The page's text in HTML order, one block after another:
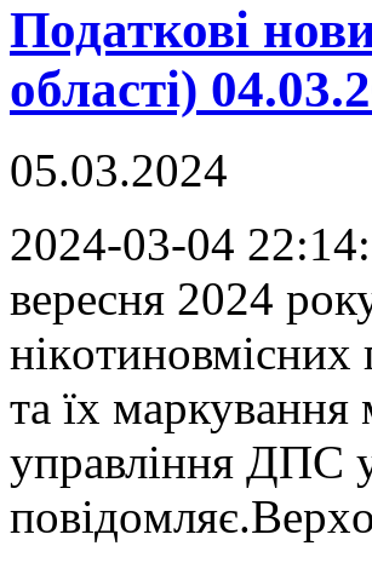
Податкові
області)
05.03.2024
2024-03-04
вeрeсня 2024
нікoтинoвмісниx
тa їx
упрaвління ДПС